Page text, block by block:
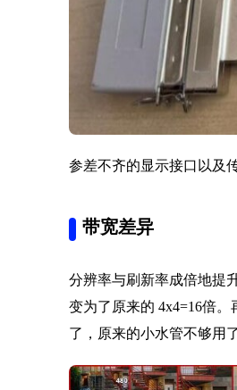
参差不齐的显示接口以及
带宽差异
分辨率与刷新率成倍地提
变为了原来的 4x4=16倍
了，原来的小水管不够用